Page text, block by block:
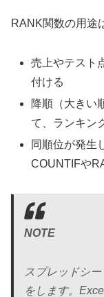
RANK関数の用途
売上やテスト
付ける
降順（大きい
て、ランキン
同順位が発生
COUNTIFや
NOTE
スプレッドシ
をします。